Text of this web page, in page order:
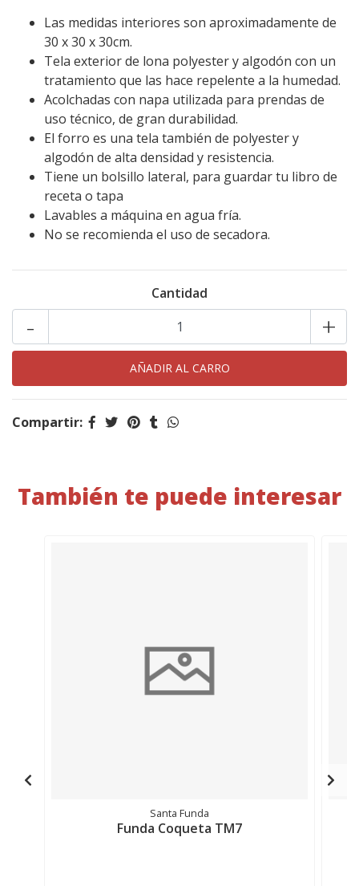
Las medidas interiores son aproximadamente de
30 x 30 x 30cm.
Tela exterior de lona polyester y algodón con un
tratamiento que las hace repelente a la humedad.
Acolchadas con napa utilizada para prendas de
uso técnico, de gran durabilidad.
El forro es una tela también de polyester y
algodón de alta densidad y resistencia.
Tiene un bolsillo lateral, para guardar tu libro de
receta o tapa
Lavables a máquina en agua fría.
No se recomienda el uso de secadora.
Cantidad
+
-
Compartir:
También te puede interesar
Santa Funda
Funda Coqueta TM7